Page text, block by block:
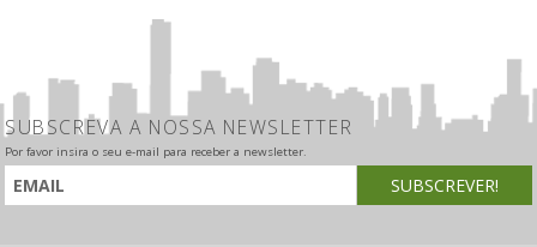
SUBSCREVA A NOSSA NEWSLETTER
Por favor insira o seu e-mail para receber a newsletter.